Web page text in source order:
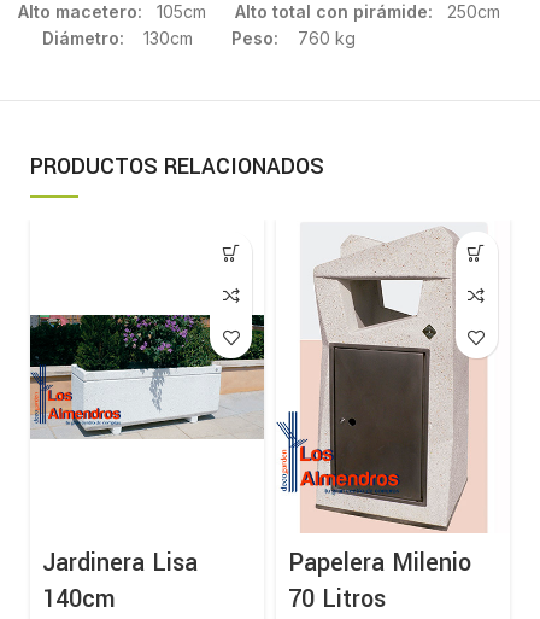
Alto macetero: 105cm Alto total con pirámide: 250cm
Diámetro: 130cm Peso: 760 kg
PRODUCTOS RELACIONADOS
Jardinera Lisa
140cm
Papelera Milenio
70 Litros